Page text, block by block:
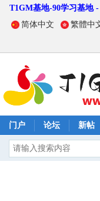
T1GM基地-90学习基地
简体中文
繁體中
门户 论坛 新帖